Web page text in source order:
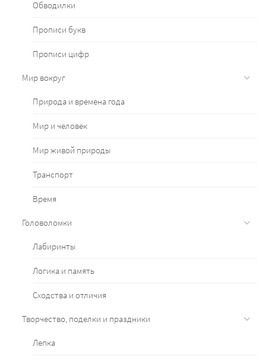
Обводилки
Прописи букв
Прописи цифр
Мир вокруг
Природа и времена года
Мир и человек
Мир живой природы
Транспорт
Время
Головоломки
Лабиринты
Логика и память
Сходства и отличия
Творчество, поделки и праздники
Лепка